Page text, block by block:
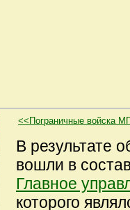
<<Пограничные войска
В результате
вошли в
Главное
которого